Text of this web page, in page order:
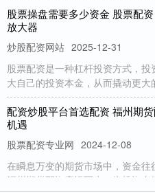
股票操盘需要多少资金 股票配
放大器
炒股配资网站 2025-12-31
股票配资是一种杠杆投资方式，
大自己的投资本金，从而撬动更
配资炒股平台首选配资 福州期
机遇
股票配资专业网 2024-12-08
在瞬息万变的期货市场中，资金往
福州期货配资应运而生，为投资